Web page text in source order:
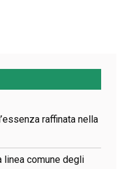
raffinata nella
linea comune degli